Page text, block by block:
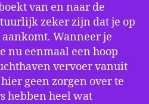
van en naar de
zeker zijn dat je op
Wanneer je
nu eenmaal een hoop
vervoer vanuit
geen zorgen over te
hebben heel wat